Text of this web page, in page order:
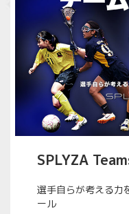
SPLYZA
選手自らが考える力
ール